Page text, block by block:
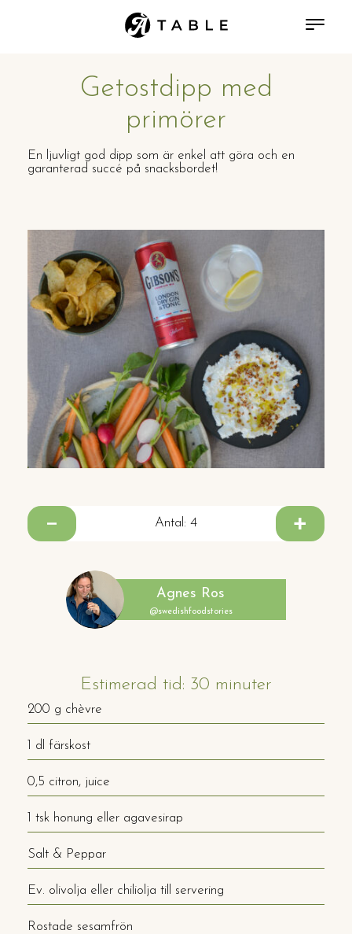
Getostdipp med
primörer
En ljuvligt god dipp som är enkel att göra och en
garanterad succé på snacksbordet!
Antal: 4
Agnes Ros
@swedishfoodstories
Estimerad tid: 30 minuter
200 g chèvre
1 dl färskost
0,5 citron, juice
1 tsk honung eller agavesirap
Salt & Peppar
Ev. olivolja eller chiliolja till servering
Rostade sesamfrön